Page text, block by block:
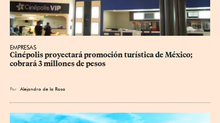
EMPRESAS
Cinépolis proyectará promoción turística de México;
cobrará 3 millones de pesos
Por Alejandro de la Rosa